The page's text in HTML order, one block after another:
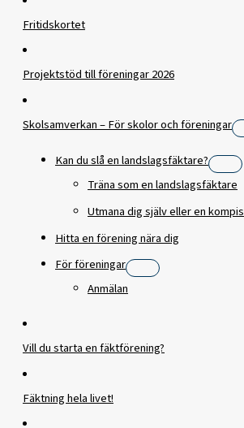
Fritidskortet
Projektstöd till föreningar 2026
Skolsamverkan – För skolor och föreningar
Kan du slå en landslagsfäktare?
Träna som en landslagsfäktare
Utmana dig själv eller en kompis
Hitta en förening nära dig
För föreningar
Anmälan
Vill du starta en fäktförening?
Fäktning hela livet!